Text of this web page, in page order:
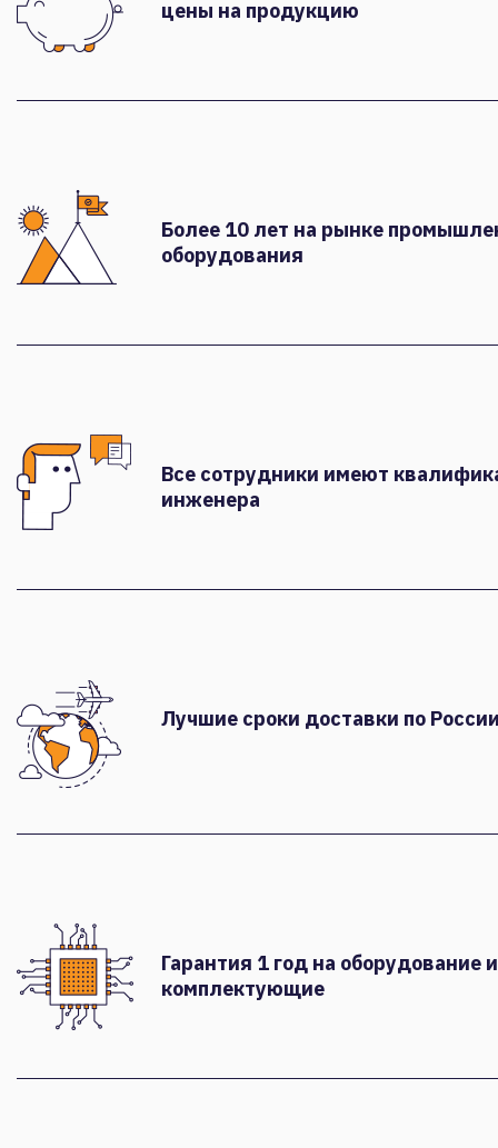
цены на продукцию
Более 10 лет на рынке
оборудования
Все сотрудники имеют
инженера
Лучшие сроки доставки по
Гарантия 1 год на оборудование и
комплектующие